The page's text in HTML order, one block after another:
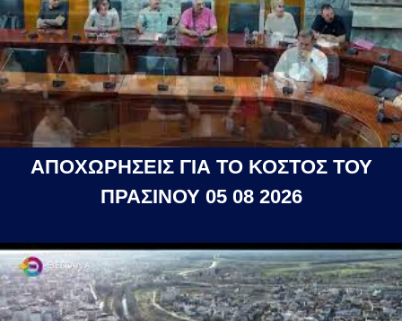
ΑΠΟΧΩΡΗΣΕΙΣ ΓΙΑ ΤΟ ΚΟΣΤΟΣ ΤΟΥ
ΠΡΑΣΙΝΟΥ 05 08 2026